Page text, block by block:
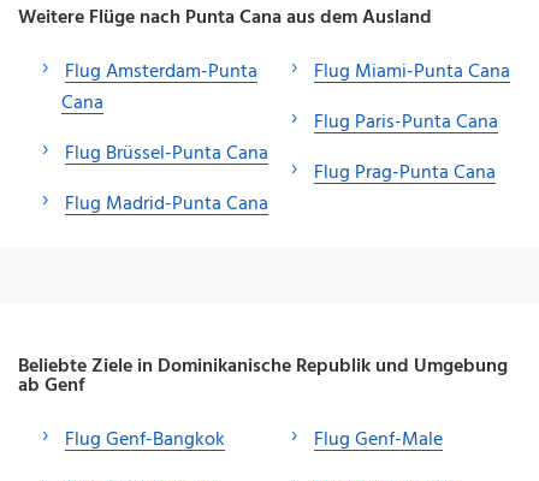
Weitere Flüge nach Punta Cana aus dem Ausland
Flug Amsterdam-Punta
Cana
Flug Brüssel-Punta Cana
Flug Madrid-Punta Cana
Flug Miami-Punta Cana
Flug Paris-Punta Cana
Flug Prag-Punta Cana
Beliebte Ziele in Dominikanische Republik und Umgebung
ab Genf
Flug Genf-Bangkok
Flug Genf-Male